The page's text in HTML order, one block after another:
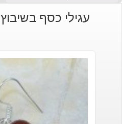
המקורי
הנוכחי
עגילי כסף בשיבוץ 2 אבני קרנליאן